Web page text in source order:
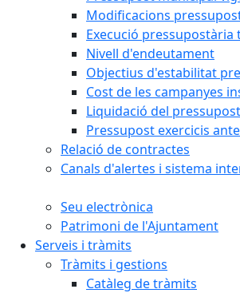
Modificacions
Execució
Nivell d'endeutament
Objectius d'estabilitat
Cost de les campanyes
Liquidació del pressupost
Pressupost exercicis
Relació de contractes
Canals d'alertes i sistema
Seu electrònica
Patrimoni de l'Ajuntament
Serveis i tràmits
Tràmits i gestions
Catàleg de tràmits